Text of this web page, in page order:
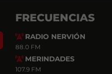
Search
FRECUENCIAS
RADIO NERVIÓN
88.0 FM
MERINDADES
107.9 FM